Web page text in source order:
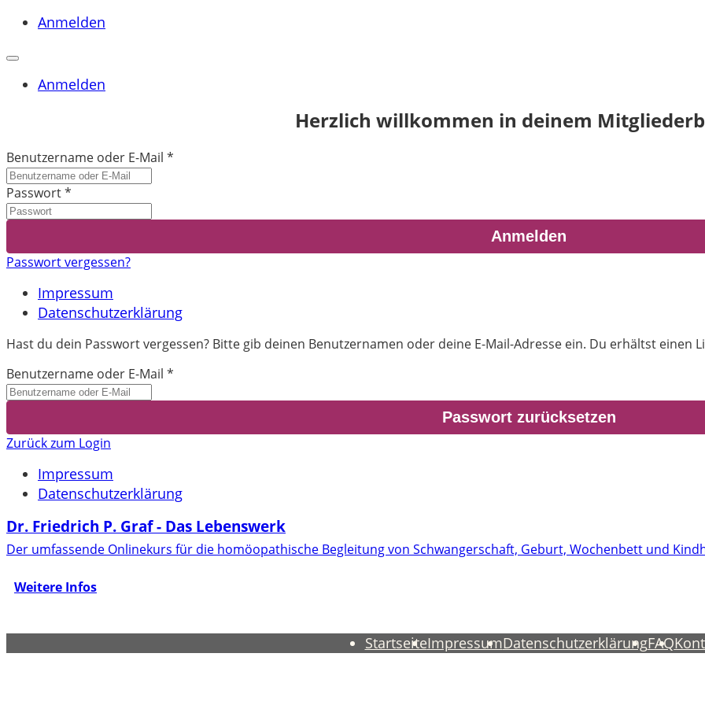
Anmelden
Anmelden
Herzlich willkommen in deinem
Benutzername oder E-Mail *
Passwort*
Passwort vergessen?
Impressum
Datenschutzerklärung
Hast du dein Passwort vergessen? Bitte gib deinen Benutzernamen oder deine E-Mail-Adresse ein. Du erhältst einen
Benutzername oder E-Mail *
Zurück zum Login
Impressum
Datenschutzerklärung
Dr. Friedrich P. Graf - Das Lebenswerk
Der umfassende Onlinekurs für die homöopathische Begleitung von Schwangerschaft, Geburt, Wochenbett und
Weitere Infos
StartseiteImpressumDatenschutzerklärungFAQ